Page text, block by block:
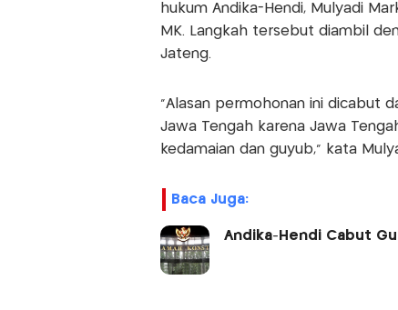
hukum Andika-Hendi, Mulyadi
MK. Langkah tersebut diambil
Jateng.
"Alasan permohonan ini dicabut
Jawa Tengah karena Jawa
kedamaian dan guyub," kata
Baca Juga:
Andika-Hendi Cabut